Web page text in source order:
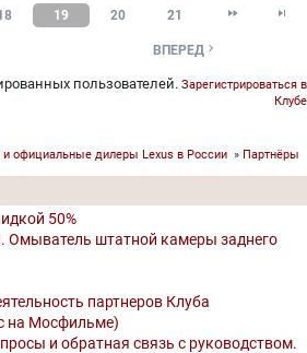
19 20 21  
ВПЕРЕД 
пользователей. Зарегистрироваться в
Клубе
и официальные дилеры Lexus в России » Партнёры
50%
Омыватель штатной камеры заднего
партнеров Клуба
на Мосфильме)
и обратная связь с руководством.